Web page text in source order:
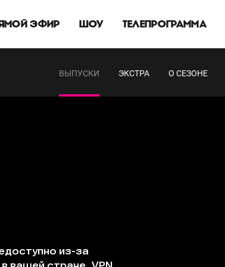
ЭФИР ШОУ ТЕЛЕПРОГРАММА
ВЫПУСКИ ЭКСТРА О СЕЗОНЕ